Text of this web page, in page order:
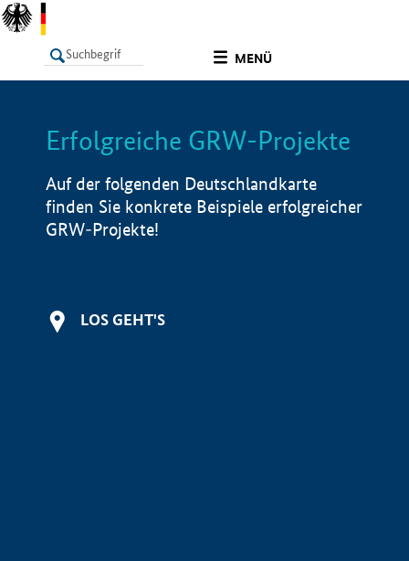
MENÜ
LISTE Info
Erfolgreiche GRW-Projekte
Auf der folgenden Deutschlandkarte
finden Sie konkrete Beispiele erfolgreicher
GRW-Projekte!
LOS GEHT'S